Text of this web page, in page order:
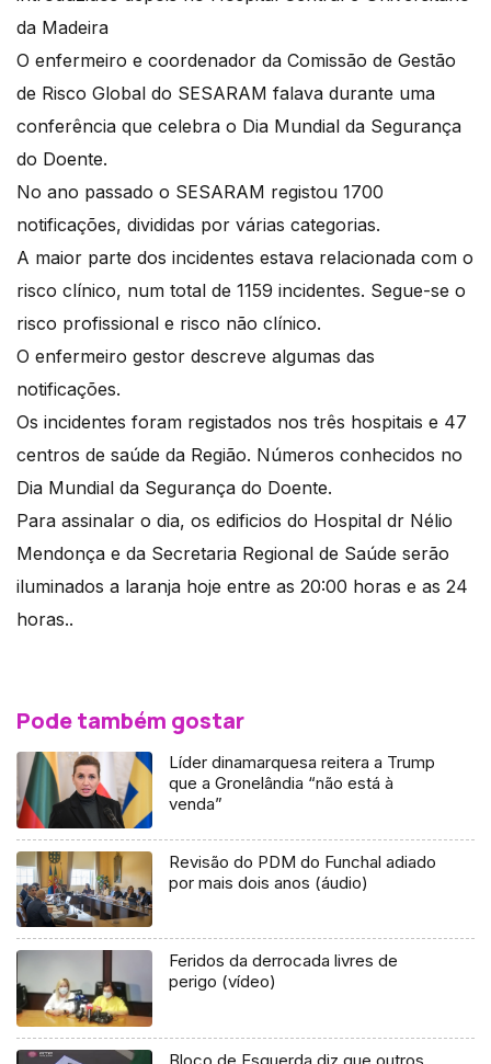
da Madeira
O enfermeiro e coordenador da Comissão de Gestão
de Risco Global do SESARAM falava durante uma
conferência que celebra o Dia Mundial da Segurança
do Doente.
No ano passado o SESARAM registou 1700
notificações, divididas por várias categorias.
A maior parte dos incidentes estava relacionada com o
risco clínico, num total de 1159 incidentes. Segue-se o
risco profissional e risco não clínico.
O enfermeiro gestor descreve algumas das
notificações.
Os incidentes foram registados nos três hospitais e 47
centros de saúde da Região. Números conhecidos no
Dia Mundial da Segurança do Doente.
Para assinalar o dia, os edificios do Hospital dr Nélio
Mendonça e da Secretaria Regional de Saúde serão
iluminados a laranja hoje entre as 20:00 horas e as 24
horas..
Pode também gostar
Líder dinamarquesa reitera a Trump
que a Gronelândia “não está à
venda”
Revisão do PDM do Funchal adiado
por mais dois anos (áudio)
Feridos da derrocada livres de
perigo (vídeo)